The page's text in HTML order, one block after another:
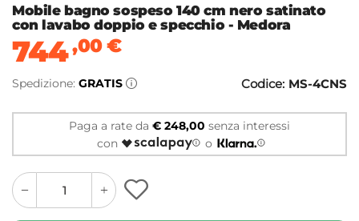
Mobile bagno sospeso 140 cm nero satinato
con lavabo doppio e specchio - Medora
744,00€
Spedizione: GRATIS Codice: MS-4CNS
Paga a rate da € 248,00 senza interessi
con
o
quantity
button
quantity
minus
button